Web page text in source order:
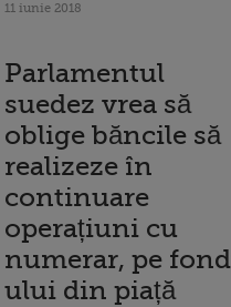
11 iunie 2018
Parlamentul
suedez vrea să
oblige băncile să
realizeze în
continuare
operațiuni cu
numerar, pe
ului din piață